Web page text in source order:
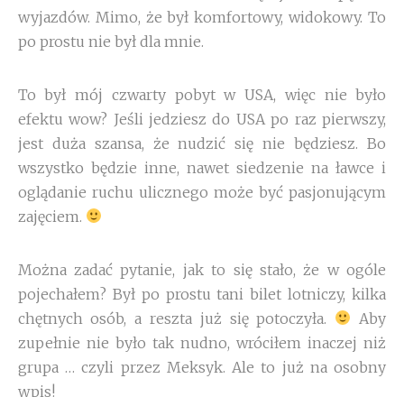
wyjazdów. Mimo, że był komfortowy, widokowy. To
po prostu nie był dla mnie.
To był mój czwarty pobyt w USA, więc nie było
efektu wow? Jeśli jedziesz do USA po raz pierwszy,
jest duża szansa, że nudzić się nie będziesz. Bo
wszystko będzie inne, nawet siedzenie na ławce i
oglądanie ruchu ulicznego może być pasjonującym
zajęciem.
Można zadać pytanie, jak to się stało, że w ogóle
pojechałem? Był po prostu tani bilet lotniczy, kilka
chętnych osób, a reszta już się potoczyła.
Aby
zupełnie nie było tak nudno, wróciłem inaczej niż
grupa … czyli przez Meksyk. Ale to już na osobny
wpis!